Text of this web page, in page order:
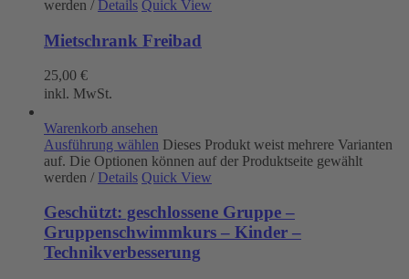
werden / Details Quick View
Mietschrank Freibad
25,00 €
inkl. MwSt.
Warenkorb ansehen
Ausführung wählen Dieses Produkt weist mehrere Varianten
auf. Die Optionen können auf der Produktseite gewählt
werden / Details Quick View
Geschützt: geschlossene Gruppe –
Gruppenschwimmkurs – Kinder –
Technikverbesserung